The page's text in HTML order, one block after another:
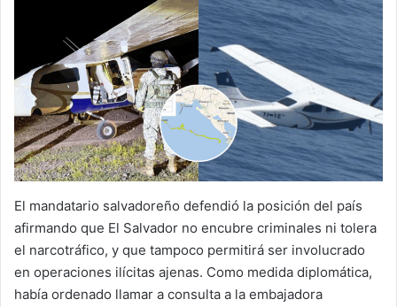
El mandatario salvadoreño defendió la posición del país
afirmando que El Salvador no encubre criminales ni tolera
el narcotráfico, y que tampoco permitirá ser involucrado
en operaciones ilícitas ajenas. Como medida diplomática,
había ordenado llamar a consulta a la embajadora